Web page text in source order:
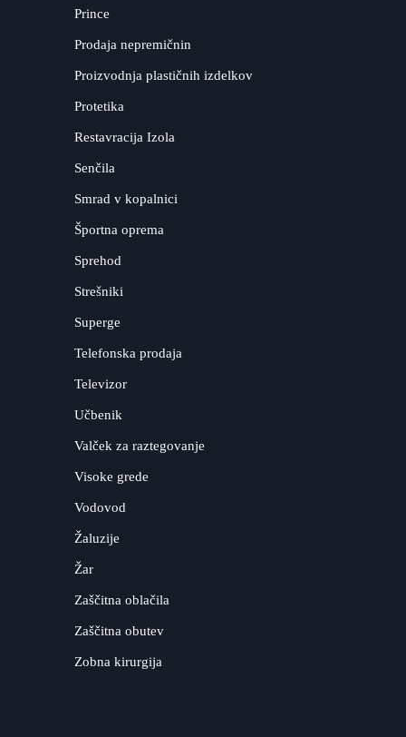
Prince
Prodaja nepremičnin
Proizvodnja plastičnih izdelkov
Protetika
Restavracija Izola
Senčila
Smrad v kopalnici
Športna oprema
Sprehod
Strešniki
Superge
Telefonska prodaja
Televizor
Učbenik
Valček za raztegovanje
Visoke grede
Vodovod
Žaluzije
Žar
Zaščitna oblačila
Zaščitna obutev
Zobna kirurgija